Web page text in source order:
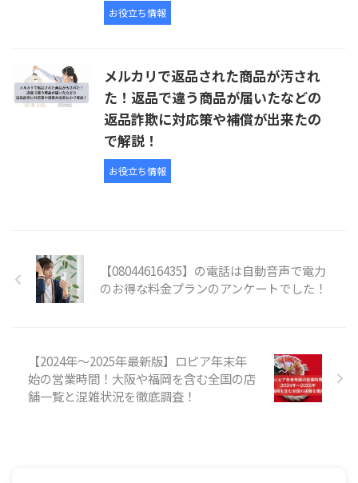
お役立ち情報
メルカリで返品された商品が汚され
た！返品で違う商品が届いたなどの
返品詐欺に対応策や補償が出来たの
で解説！
お役立ち情報
【08044616435】の電話は自動音声で電力
のお得な料金プランのアンケートでした！
【2024年～2025年最新版】ロピア年末年
始の営業時間！大阪や福岡を含む全国の店
舗一覧と混雑状況を徹底調査！